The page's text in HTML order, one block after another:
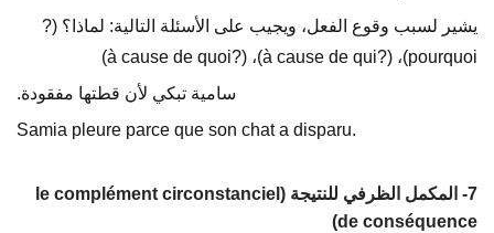
يشير لسبب وقوع الفعل، ويجيب على الأسئلة التالية: لماذا؟ (?
pourquoi)، (?à cause de qui)، (?à cause de quoi)
سامية تبكي لأن قطتها مفقودة.
Samia pleure parce que son chat a disparu.
7- المكمل الظرفي للنتيجة (le complément circonstanciel
de conséquence)